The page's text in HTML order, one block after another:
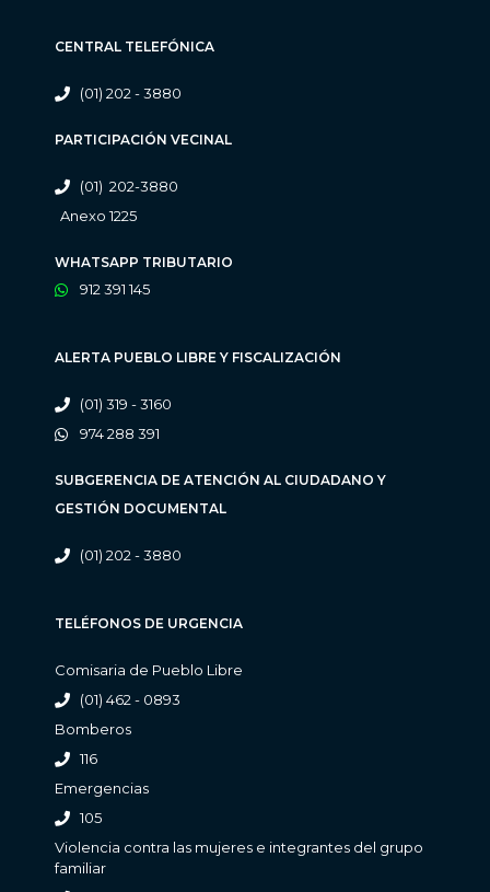
CENTRAL TELEFÓNICA
(01) 202 - 3880
PARTICIPACIÓN VECINAL
(01) 202-3880
Anexo 1225
WHATSAPP TRIBUTARIO
912 391 145
ALERTA PUEBLO LIBRE Y FISCALIZACIÓN
(01) 319 - 3160
974 288 391
SUBGERENCIA DE ATENCIÓN AL CIUDADANO Y
GESTIÓN DOCUMENTAL
(01) 202 - 3880
TELÉFONOS DE URGENCIA
Comisaria de Pueblo Libre
(01) 462 - 0893
Bomberos
116
Emergencias
105
Violencia contra las mujeres e integrantes del grupo
familiar